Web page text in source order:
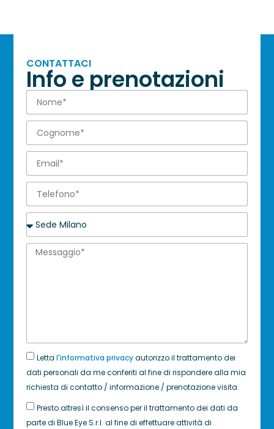
CONTATTACI
Info e prenotazioni
Letta l'informativa privacyautorizzo il trattamento dei
dati personali da me conferiti al fine di rispondere alla mia
richiesta di contatto / informazione / prenotazione visita.
Presto altresì il consenso per il trattamento dei dati da
parte di Blue Eye S.r.l. al fine di effettuare attività di